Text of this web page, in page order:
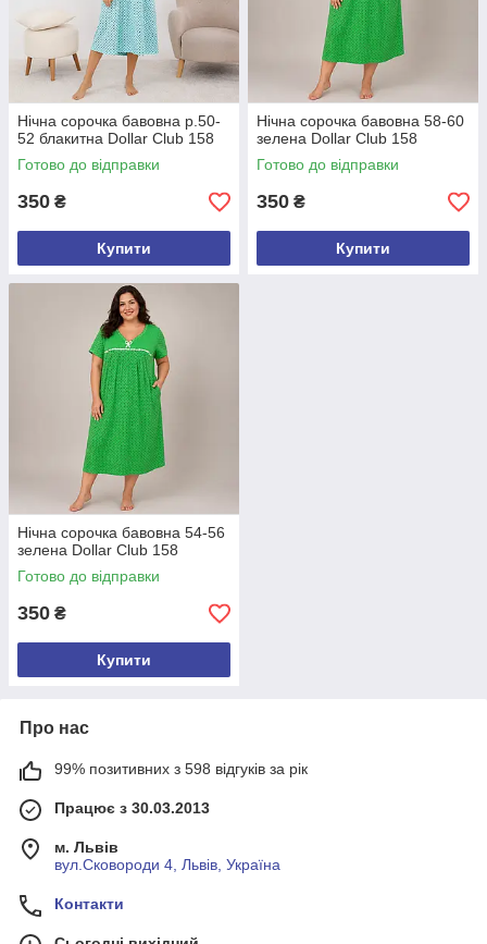
Нічна сорочка бавовна р.50-
52 блакитна Dollar Club 158
Готово до відправки
350 ₴
Купити
Нічна сорочка бавовна 58-60
зелена Dollar Club 158
Готово до відправки
350 ₴
Купити
Нічна сорочка бавовна 54-56
зелена Dollar Club 158
Готово до відправки
350 ₴
Купити
Про нас
99% позитивних з 598 відгуків за рік
Працює з 30.03.2013
м. Львів
вул.Сковороди 4, Львів, Україна
Контакти